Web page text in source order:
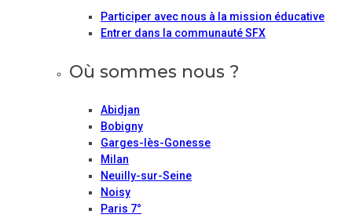
Participer avec nous à la mission éducative
Entrer dans la communauté SFX
Où sommes nous ?
Abidjan
Bobigny
Garges-lès-Gonesse
Milan
Neuilly-sur-Seine
Noisy
Paris 7°